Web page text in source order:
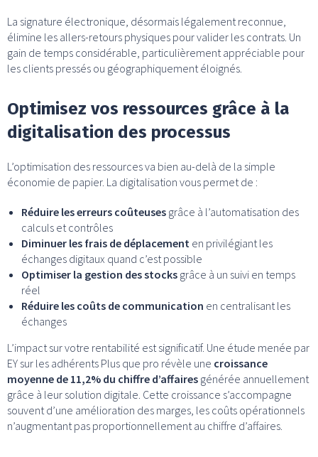
La signature électronique, désormais légalement reconnue,
élimine les allers-retours physiques pour valider les contrats. Un
gain de temps considérable, particulièrement appréciable pour
les clients pressés ou géographiquement éloignés.
Optimisez vos ressources grâce à la
digitalisation des processus
L’optimisation des ressources va bien au-delà de la simple
économie de papier. La digitalisation vous permet de :
Réduire les erreurs coûteuses grâce à l’automatisation des
calculs et contrôles
Diminuer les frais de déplacement en privilégiant les
échanges digitaux quand c’est possible
Optimiser la gestion des stocks grâce à un suivi en temps
réel
Réduire les coûts de communication en centralisant les
échanges
L’impact sur votre rentabilité est significatif. Une étude menée par
EY sur les adhérents Plus que pro révèle une croissance
moyenne de 11,2% du chiffre d’affaires générée annuellement
grâce à leur solution digitale. Cette croissance s’accompagne
souvent d’une amélioration des marges, les coûts opérationnels
n’augmentant pas proportionnellement au chiffre d’affaires.